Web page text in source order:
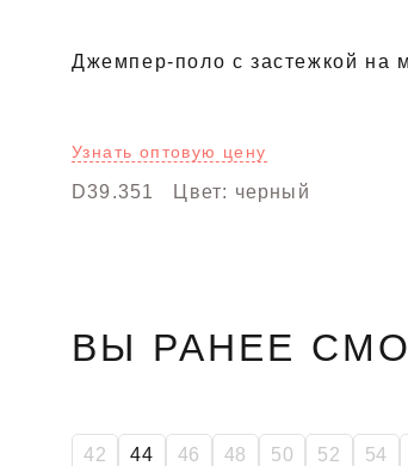
Джемпер-поло с застежкой на
Узнать оптовую цену
D39.351 Цвет: черный
ВЫ РАНЕЕ
42 44 46 48 50 52 54